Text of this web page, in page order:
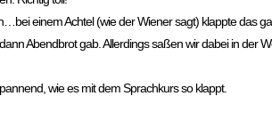
einem Achtel (wie der Wiener sagt) klappte das
Abendbrot gab. Allerdings saßen wir dabei in der
wie es mit dem Sprachkurs so klappt.